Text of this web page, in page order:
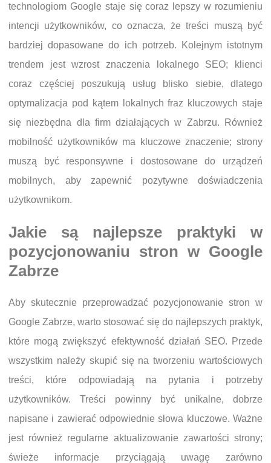
technologiom Google staje się coraz lepszy w rozumieniu
intencji użytkowników, co oznacza, że treści muszą być
bardziej dopasowane do ich potrzeb. Kolejnym istotnym
trendem jest wzrost znaczenia lokalnego SEO; klienci
coraz częściej poszukują usług blisko siebie, dlatego
optymalizacja pod kątem lokalnych fraz kluczowych staje
się niezbędna dla firm działających w Zabrzu. Również
mobilność użytkowników ma kluczowe znaczenie; strony
muszą być responsywne i dostosowane do urządzeń
mobilnych, aby zapewnić pozytywne doświadczenia
użytkownikom.
Jakie są najlepsze praktyki w
pozycjonowaniu stron w Google
Zabrze
Aby skutecznie przeprowadzać pozycjonowanie stron w
Google Zabrze, warto stosować się do najlepszych praktyk,
które mogą zwiększyć efektywność działań SEO. Przede
wszystkim należy skupić się na tworzeniu wartościowych
treści, które odpowiadają na pytania i potrzeby
użytkowników. Treści powinny być unikalne, dobrze
napisane i zawierać odpowiednie słowa kluczowe. Ważne
jest również regularne aktualizowanie zawartości strony;
świeże informacje przyciągają uwagę zarówno